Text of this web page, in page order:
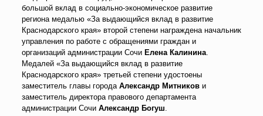
большой вклад в социально-экономическое развитие
региона медалью «За выдающийся вклад в развитие
Краснодарского края» второй степени награждена начальник
управления по работе с обращениями граждан и
организаций администрации Сочи Елена Калинина.
Медалей «За выдающийся вклад в развитие
Краснодарского края» третьей степени удостоены
заместитель главы города Александр Митникови
заместитель директора правового департамента
администрации Сочи Александр Богуш.